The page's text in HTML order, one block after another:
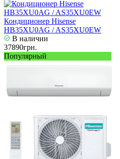
Кондиционер Hisense
HB35XU0AG / AS35XU0EW
В наличии
37890грн.
Популярный